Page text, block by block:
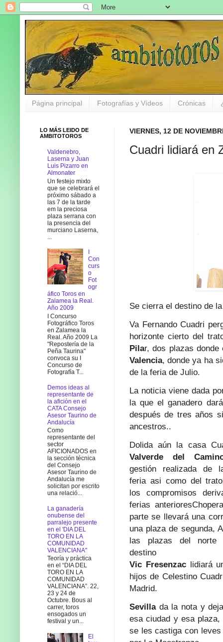
Página principal Fotografías y Vídeos Crónicas
VIERNES, 12 DE
Cuadri lidiará en
Se cierra el destino de
Va Fernando Cuadri
horizonte cierto del
Pilar, dos plazas donde
Valencia, donde ya ha
de la feria de Julio.
La noticia viene dada
la que el ganadero
después de tres años
ancestros..
Dolida aún la casa
Valverde del
gestión realizada de
feria asi como del
los compromisos
ferias anteriores
parte se llevará una
una plaza de segunda,
las plazas del norte
destino
Vic Fresenzaclidiará
hijos de Celestino
Madrid.
Sevilla da la nota y
esa ciudad y esa
se les castiga con
LO MÁS LEIDO DE
AMBITOTOROS
Valdenebro,
Laserna y Juan
Luis Pizarro en
Almonater
Un festejo mixto
que se celebrará el
próximo sábado a
las 7 de la tarde
em la preciosa
plaza serrana con
la presencia del
murciano Laserna,
Con
curs
o
Fot
ogr
áfico Toros en
Zalamea la Real.
Año 2009
I Concurso
Fotográfico Toros
en Zalamea la
Real. Año 2009 La
"Repostería de la
Peña Taurina"
convoca su I
Concurso de
Fotografía T...
Demos ideas al
representante de
la afición en el
CATA Consejo
Asesor Taurino de
Andalucía
Como
representante del
sector
AFICIONADOS en
la sección técnica
del Consejo
Asesor Taurino de
Andalucía me
solicitan por escrito
una relació...
La ganadería
onubense del
parralejo presente
en el 'DIA DEL
TORO EN LA
COMUNIDAD
VALENCIANA''
Teoría y práctica
en el “DIA DEL
TORO EN LA
COMUNIDAD
VALENCIANA”. 22,
23 y 24 de
Octubre. Bous al
carrer, toros
ensogados un
festival y un...
El